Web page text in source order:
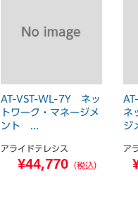
AT-VST-WL-7Y ネッ
トワーク・マネージメ
ント ...
アライドテレシス
¥44,770 （税込）
ネ
ジ
ア